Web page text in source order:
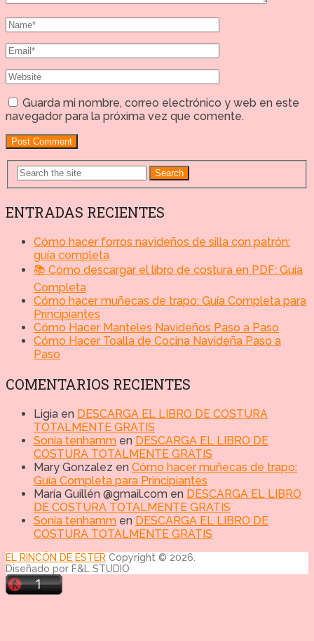
Guarda mi nombre, correo electrónico y web en este
navegador para la próxima vez que comente.
Search
ENTRADAS RECIENTES
Cómo hacer forros navideños de silla con patrón:
guía completa
📚 Cómo descargar el libro de costura en PDF: Guía
Completa
Cómo hacer muñecas de trapo: Guía Completa para
Principiantes
Cómo Hacer Manteles Navideños Paso a Paso
Cómo Hacer Toalla de Cocina Navideña Paso a
Paso
COMENTARIOS RECIENTES
Ligia en DESCARGA EL LIBRO DE COSTURA
TOTALMENTE GRATIS
Sonia tenhamm en DESCARGA EL LIBRO DE
COSTURA TOTALMENTE GRATIS
Mary Gonzalez en Cómo hacer muñecas de trapo:
Guía Completa para Principiantes
María Guillén @gmail.com en DESCARGA EL LIBRO
DE COSTURA TOTALMENTE GRATIS
Sonia tenhamm en DESCARGA EL LIBRO DE
COSTURA TOTALMENTE GRATIS
EL RINCÓN DE ESTER Copyright © 2026.
Diseñado por F&L STUDIO